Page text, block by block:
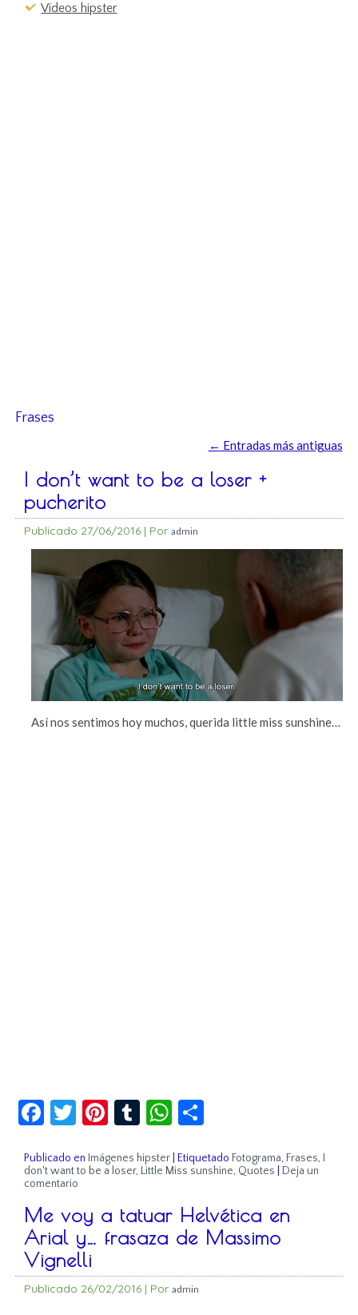
Vídeos hipster
Frases
← Entradas más antiguas
I don’t want to be a loser +
pucherito
Publicado 27/06/2016 | Por admin
Así nos sentimos hoy muchos, querida little miss sunshine…
Facebook
Twitter
Pinterest
TumblrWhatsApp
Publicado en Imágenes hipster Etiquetado Fotograma, Frases,
don't want to be a loser, Little Miss sunshine, Quotes
Deja un
comentario
Me voy a tatuar Helvética en
Arial y… frasaza de Massimo
Vignelli
Publicado 26/02/2016 | Por admin